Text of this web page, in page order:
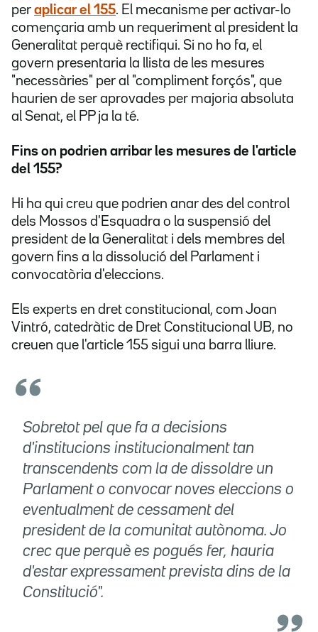
per aplicar el 155. El mecanisme per activar-lo
començaria amb un requeriment al president la
Generalitat perquè rectifiqui. Si no ho fa, el
govern presentaria la llista de les mesures
"necessàries" per al "compliment forçós", que
haurien de ser aprovades per majoria absoluta
al Senat, el PP ja la té.
Fins on podrien arribar les mesures de l'article
del 155?
Hi ha qui creu que podrien anar des del control
dels Mossos d'Esquadra o la suspensió del
president de la Generalitat i dels membres del
govern fins a la dissolució del Parlament i
convocatòria d'eleccions.
Els experts en dret constitucional, com Joan
Vintró, catedràtic de Dret Constitucional UB, no
creuen que l'article 155 sigui una barra lliure.
Sobretot pel que fa a decisions
d'institucions institucionalment tan
transcendents com la de dissoldre un
Parlament o convocar noves eleccions o
eventualment de cessament del
president de la comunitat autònoma. Jo
crec que perquè es pogués fer, hauria
d'estar expressament prevista dins de la
Constitució".